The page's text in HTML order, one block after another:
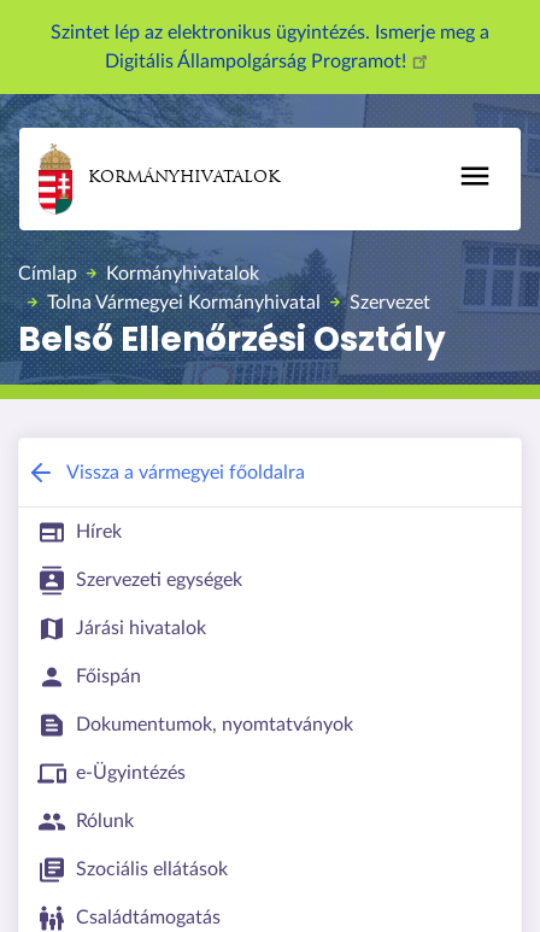
á
a
a
r
t
a
l
o
r
a
Szintet lép az elektronikus ügyintézés. Ismerje meg a
Digitális Állampolgárság Programot!
KORMÁNYHIVATALOK
Címlap
Kormányhivatalok
Tolna Vármegyei Kormányhivatal
Szervezet
Belső Ellenőrzési Osztály
Tolna Vármegyei Kormányhivatal
Vissza a vármegyei főoldalra
Hírek
Szervezeti egységek
Járási hivatalok
Főispán
Dokumentumok, nyomtatványok
e-Ügyintézés
Rólunk
Szociális ellátások
Családtámogatás